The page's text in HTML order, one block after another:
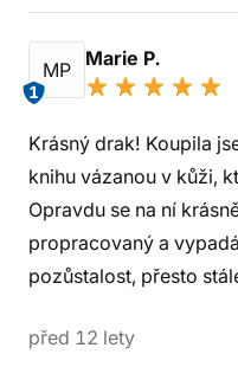
MP
1
Marie P.
Krásný drak! Koupila
knihu vázanou v kůži,
Opravdu se na ní
propracovaný a
pozůstalost, přesto
před 12 lety